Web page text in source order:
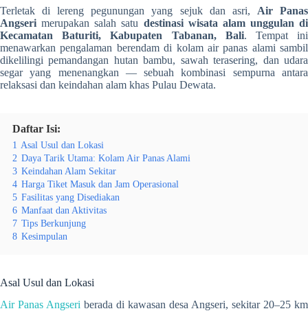
Terletak di lereng pegunungan yang sejuk dan asri, Air Panas
Angseri merupakan salah satu destinasi wisata alam unggulan di
Kecamatan Baturiti, Kabupaten Tabanan, Bali. Tempat ini
menawarkan pengalaman berendam di kolam air panas alami sambil
dikelilingi pemandangan hutan bambu, sawah terasering, dan udara
segar yang menenangkan — sebuah kombinasi sempurna antara
relaksasi dan keindahan alam khas Pulau Dewata.
Daftar Isi:
1 Asal Usul dan Lokasi
2 Daya Tarik Utama: Kolam Air Panas Alami
3 Keindahan Alam Sekitar
4 Harga Tiket Masuk dan Jam Operasional
5 Fasilitas yang Disediakan
6 Manfaat dan Aktivitas
7 Tips Berkunjung
8 Kesimpulan
Asal Usul dan Lokasi
Air Panas Angseri berada di kawasan desa Angseri, sekitar 20–25 km